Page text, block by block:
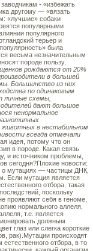
- «избежать
другому — «вязать
«лучшие» собаки
популярными
популярного
терьер и
была
весьма незначительным
породе пользу,
рождаются от 20%
в большей
Большинство из них
по одинаковым
личные схемы,
дают большое
ненормальное
животных в нестабильном
всегда отмечали
идея, потому что он
в породе. Какая связь
и источником проблемы,
сегодня?Плохие новости:
о мутациях — частицы ДНК,
Если мутация является
отбора, такая
поскольку
проявляют себя в геноме,
нормального аллеля,
т.е. является
должным
глаз или слегка короткие
рак).Мутации происходят
отбора, в то